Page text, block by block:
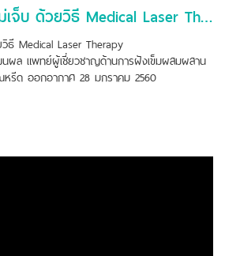
ลดปวดส้นเท้าแบบไม่เจ็บ ด้วยวิธี Medical Laser Therapy
ธี Medical Laser Therapy
ล แพทย์ผู้เชี่ยวชาญด้านการฝังเข็มผสมผสาน
รีด ออกอากาศ 28 มกราคม 2560